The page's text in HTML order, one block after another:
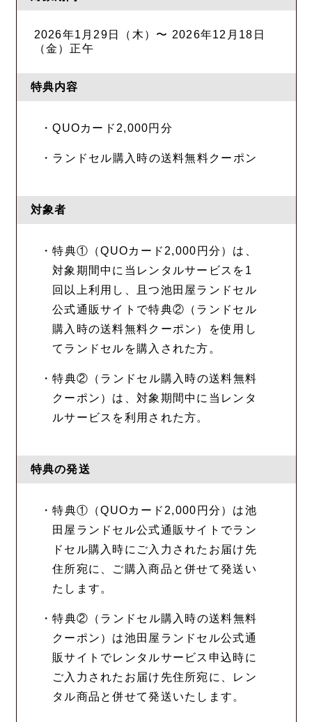
2026年1月29日（木）〜 2026年12月18日
（金）正午
特典内容
・QUOカード2,000円分
・ランドセル購入時の送料無料クーポン
対象者
・特典①（QUOカード2,000円分）は、
対象期間中に当レンタルサービスを1
回以上利用し、且つ池田屋ランドセル
公式通販サイトで特典②（ランドセル
購入時の送料無料クーポン）を使用し
てランドセルを購入された方。
・特典②（ランドセル購入時の送料無料
クーポン）は、対象期間中に当レンタ
ルサービスを利用された方。
特典の発送
・特典①（QUOカード2,000円分）は池
田屋ランドセル公式通販サイトでラン
ドセル購入時にご入力されたお届け先
住所宛に、ご購入商品と併せて発送い
たします。
・特典②（ランドセル購入時の送料無料
クーポン）は池田屋ランドセル公式通
販サイトでレンタルサービス申込時に
ご入力されたお届け先住所宛に、レン
タル商品と併せて発送いたします。